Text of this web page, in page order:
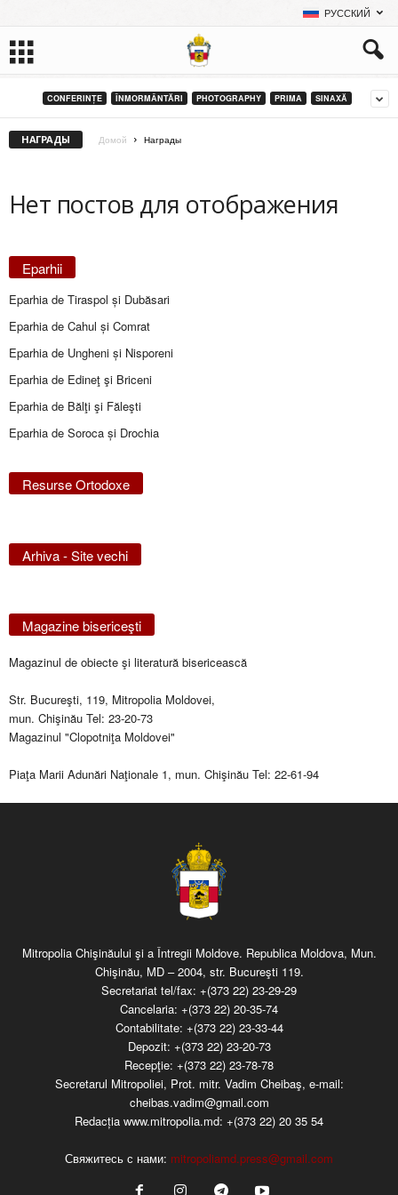
РУССКИЙ
CONFERINȚE ÎNMORMÂNTĂRI PHOTOGRAPHY PRIMA SINAXĂ
НАГРАДЫ Домой Награды
Нет постов для отображения
Eparhii
Eparhia de Tiraspol și Dubăsari
Eparhia de Cahul și Comrat
Eparhia de Ungheni și Nisporeni
Eparhia de Edineţ şi Briceni
Eparhia de Bălţi şi Făleşti
Eparhia de Soroca și Drochia
Resurse Ortodoxe
Arhiva - Site vechi
Magazine bisericeşti
Magazinul de obiecte şi literatură bisericească
Str. Bucureşti, 119, Mitropolia Moldovei,
mun. Chişinău Tel: 23-20-73
Magazinul "Clopotniţa Moldovei"
Piaţa Marii Adunări Naţionale 1, mun. Chişinău Tel: 22-61-94
Mitropolia Chişinăului şi a Întregii Moldove. Republica Moldova, Mun.
Chişinău, MD – 2004, str. Bucureşti 119.
Secretariat tel/fax: +(373 22) 23-29-29
Cancelaria: +(373 22) 20-35-74
Contabilitate: +(373 22) 23-33-44
Depozit: +(373 22) 23-20-73
Recepţie: +(373 22) 23-78-78
Secretarul Mitropoliei, Prot. mitr. Vadim Cheibaş, e-mail:
cheibas.vadim@gmail.com
Redacția www.mitropolia.md: +(373 22) 20 35 54
Свяжитесь с нами: mitropoliamd.press@gmail.com